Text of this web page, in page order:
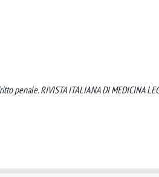
penale. RIVISTA ITALIANA DI MEDICINA